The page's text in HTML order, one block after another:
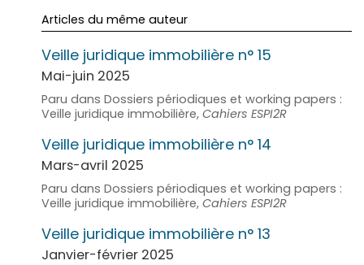
Articles du même auteur
Veille juridique immobilière n° 15
Mai-juin 2025
Paru dans Dossiers périodiques et working papers :
Veille juridique immobilière, Cahiers ESPI2R
Veille juridique immobilière n° 14
Mars-avril 2025
Paru dans Dossiers périodiques et working papers :
Veille juridique immobilière, Cahiers ESPI2R
Veille juridique immobilière n° 13
Janvier-février 2025